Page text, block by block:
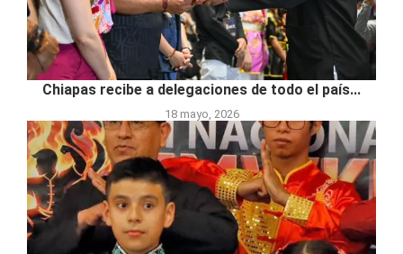
Chiapas recibe a delegaciones de todo el país...
18 mayo, 2026